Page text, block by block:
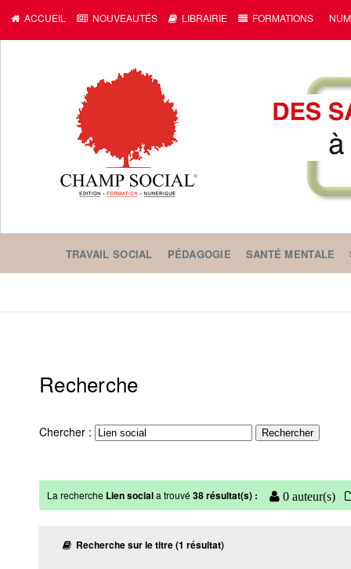
ACCUEIL NOUVEAUTÉS LIBRAIRIE FORMATIONS
TRAVAIL SOCIAL PÉDAGOGIE SANTÉ MENTALE
Recherche
Chercher :
La recherche Lien sociala trouvé38 résultat(s) : 0 auteur(s)
Recherche sur le titre (1 résultat)